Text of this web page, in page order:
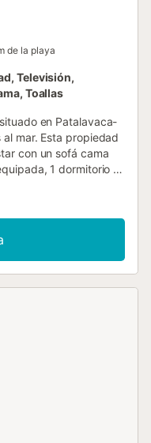
de la playa
Televisión,
Toallas
en Patalavaca-
mar. Esta propiedad
con un sofá cama
1 dormitorio y
alta velocidad con
el teletrabajo, una
Disfrute de unas
una comida
disponible en